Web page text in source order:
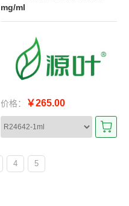
mg/ml
价格： ￥265.00
4 5